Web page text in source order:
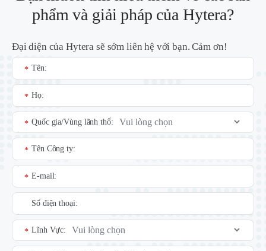
phẩm và giải pháp của Hytera?
Đại diện của Hytera sẽ sớm liên hệ với bạn. Cảm ơn!
Tên:
*
Họ:
*
Quốc gia/Vùng lãnh thổ:
*
Tên Công ty:
*
E-mail:
*
Số điện thoại:
Lĩnh Vực:
*